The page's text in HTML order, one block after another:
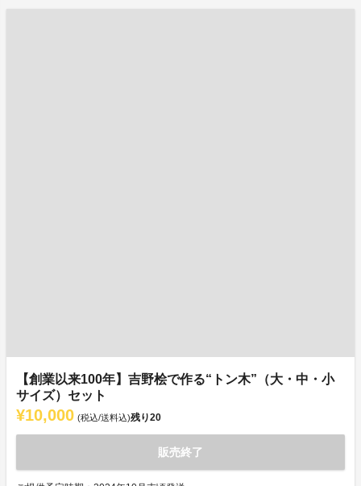
【創業以来100年】吉野桧で作る“トン木”（大・中・小
サイズ）セット
¥10,000 (税込/送料込)残り20
販売終了